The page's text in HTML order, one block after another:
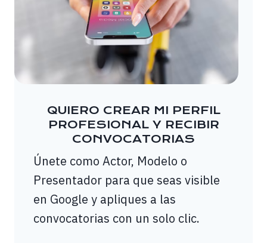
QUIERO CREAR MI PERFIL
PROFESIONAL Y RECIBIR
CONVOCATORIAS
Únete como Actor, Modelo o
Presentador para que seas visible
en Google y apliques a las
convocatorias con un solo clic.